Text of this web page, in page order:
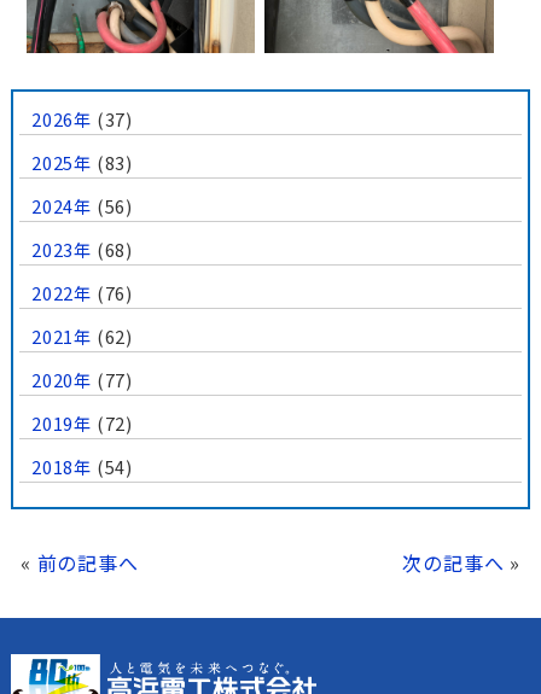
2026年 (37)
2025年 (83)
2024年 (56)
2023年 (68)
2022年 (76)
2021年 (62)
2020年 (77)
2019年 (72)
2018年 (54)
« 前の記事へ 次の記事へ »